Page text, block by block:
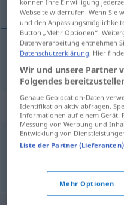
Synonyme
anfassen,berühren
© OpenThesaurus.de
können Ihre Einwilligung
Webseite widerrufen. Wenn Sie
und den
Button „Mehr Optionen“.
Datenverarbeitung entnehmen
Datenschutzerklärung. Hier
Wir und unsere Partner
Folgendes
Genaue Geolocation-Daten
Identifikation aktiv abfragen.
Informationen auf einem Gerät.
Messung von Werbung und
Entwicklung von
Liste der Partner (Lieferanten)
Mehr Optionen